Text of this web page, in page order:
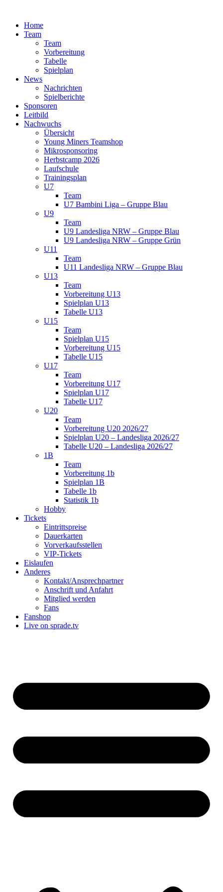
springenHome
Team
Team
Vorbereitung
Tabelle
Spielplan
News
Nachrichten
Spielberichte
Sponsoren
Leitbild
Nachwuchs
Übersicht
Young Miners Teamshop
Mikrosponsoring
Herbstcamp 2026
Laufschule
Trainingsplan
U7
Team
U7 Bambini Liga – Gruppe Blau
U9
Team
U9 Landesliga NRW – Gruppe Blau
U9 Landesliga NRW – Gruppe Grün
U11
Team
U11 Landesliga NRW – Gruppe Blau
U13
Team
Vorbereitung U13
Spielplan U13
Tabelle U13
U15
Team
Spielplan U15
Vorbereitung U15
Tabelle U15
U17
Team
Vorbereitung U17
Spielplan U17
Tabelle U17
U20
Team
Vorbereitung U20 2026/27
Spielplan U20 – Landesliga 2026/27
Tabelle U20 – Landesliga 2026/27
1B
Team
Vorbereitung 1b
Spielplan 1B
Tabelle 1b
Statistik 1b
Hobby
Tickets
Eintrittspreise
Dauerkarten
Vorverkaufsstellen
VIP-Tickets
Eislaufen
Anderes
Kontakt/Ansprechpartner
Anschrift und Anfahrt
Mitglied werden
Fans
Fanshop
Live on sprade.tv